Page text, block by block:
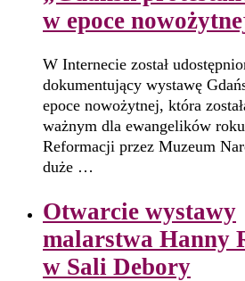
w epoce
W Internecie został
dokumentujący wystawę
epoce nowożytnej, która
ważnym dla ewangelików
Reformacji przez Muzeum
duże …
Otwarcie wystawy
malarstwa Hanny
w Sali Debory